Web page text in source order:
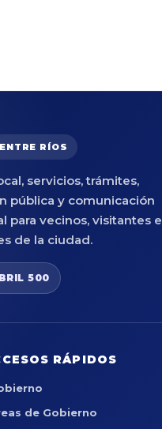
RÍOS
servicios, trámites,
pública y comunicación
para vecinos, visitantes e
de la ciudad.
500
RÁPIDOS
de Gobierno